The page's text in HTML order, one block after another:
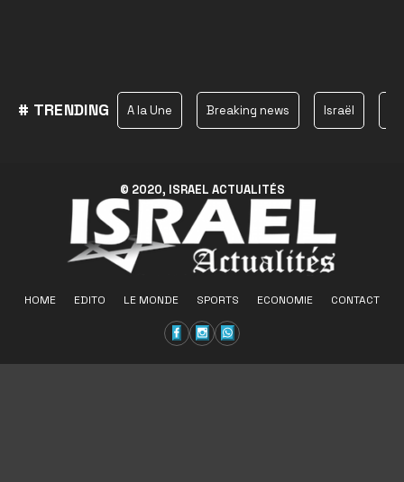
# TRENDING A la Une Breaking news Israël
© 2020, ISRAEL ACTUALITÉS
HOME EDITO LE MONDE SPORTS ECONOMIE CONTACT